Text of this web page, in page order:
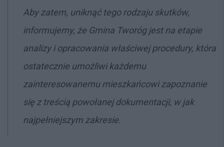
Aby zatem, uniknąć tego rodzaju skutków,
informujemy, że Gmina Tworóg jest na etapie
analizy i opracowania właściwej procedury, która
ostatecznie umożliwi każdemu
zainteresowanemu mieszkańcowi zapoznanie
się z treścią powołanej dokumentacji, w jak
najpełniejszym zakresie.